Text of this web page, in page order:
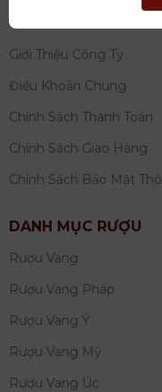
THÔNG TIN
Giới Thiệu Công Ty
Điều Khoản Chung
Chính Sách Thanh Toán
Chính Sách Giao Hàng
Chính Sách Bảo Mật
DANH MỤC RƯỢU
Rượu Vang
Rượu Vang Pháp
Rượu Vang Ý
Rượu Vang Mỹ
Rượu Vang Úc